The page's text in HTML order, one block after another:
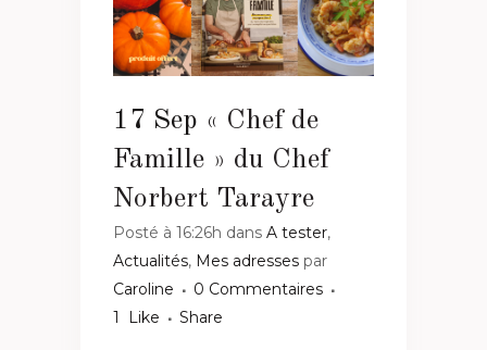
17 Sep « Chef de
Famille » du Chef
Norbert Tarayre
Posté à 16:26h dans A tester,
Actualités, Mes adresses par
Caroline
0 Commentaires
1
Like Share